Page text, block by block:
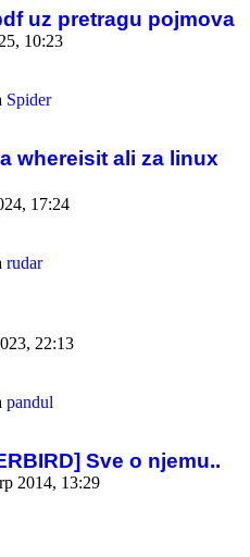
uz pretragu pojmova
10:23
Spider
whereisit ali za linux
17:24
rudar
22:13
pandul
Sve o njemu..
2014, 13:29